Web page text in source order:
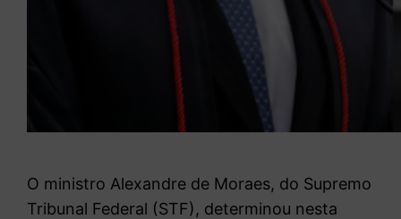
O ministro Alexandre de Moraes, do Supremo
Tribunal Federal (STF), determinou nesta